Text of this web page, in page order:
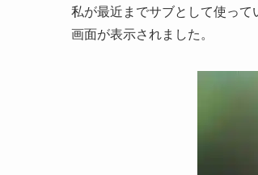
私が最近までサブとして使っ
画面が表示されました。